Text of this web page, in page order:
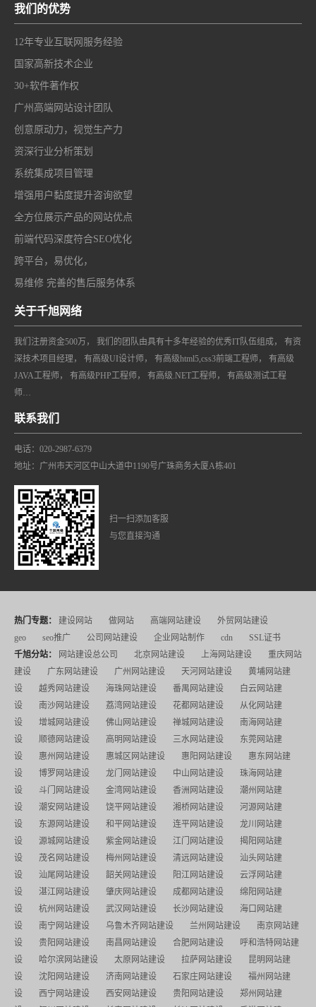
我们的优势
12年专业互联网服务经验
国家高新技术企业
30+软件著作权
广州高端网站设计团队
创意原动力，视觉生产力
资深行业分析策划
系统集成项目管理
增强用户黏度提升咨询欲望
全方位展示产品的网站优点
前端代码深度符合SEO优化
跨平台，易优化，
易维修 完善的售后服务体系
关于千旭网络
我们注册资金500万， 我们的团队由具有十多年经验的优秀IT队伍组成， 有资
深技术项目经理， 有高级UI设计师， 有高级html5,css3前端工程师， 有高级
JAVA工程师， 有高级PHP工程师， 有高级.NET工程师， 有高级测试工程
师…
联系我们
电话：020-2987-6379
地址：广州市天河区中山大道中1190号广珠商务大厦A栋401
扫一扫添加客服
与您直接沟通
热门专题： 建设网站 做网站 高端网站建设
外贸网站建设
geo
seo推广 公司网站建设 企业网站制作 cdn
SSL证书
千旭分站：
网站建设总公司 北京网站建设 上海网站建设
重庆网站
建设
广东网站建设 广州网站建设 天河网站建设
黄埔网站建
设
越秀网站建设 海珠网站建设 番禺网站建设
白云网站建
设
南沙网站建设 荔湾网站建设 花都网站建设
从化网站建
设
增城网站建设 佛山网站建设 禅城网站建设
南海网站建
设
顺德网站建设 高明网站建设 三水网站建设
东莞网站建
设
惠州网站建设 惠城区网站建设 惠阳网站建设
惠东网站建
设
博罗网站建设 龙门网站建设 中山网站建设
珠海网站建
设
斗门网站建设 金湾网站建设 香洲网站建设
潮州网站建
设
潮安网站建设 饶平网站建设 湘桥网站建设
河源网站建
设
东源网站建设 和平网站建设 连平网站建设
龙川网站建
设
源城网站建设 紫金网站建设 江门网站建设
揭阳网站建
设
茂名网站建设 梅州网站建设 清远网站建设
汕头网站建
设
汕尾网站建设 韶关网站建设 阳江网站建设
云浮网站建
设
湛江网站建设 肇庆网站建设 成都网站建设
绵阳网站建
设
杭州网站建设 武汉网站建设 长沙网站建设
海口网站建
设
南宁网站建设 乌鲁木齐网站建设 兰州网站建设
南京网站建
设
贵阳网站建设 南昌网站建设 合肥网站建设
呼和浩特网站建
设
哈尔滨网站建设 太原网站建设 拉萨网站建设
昆明网站建
设
沈阳网站建设 济南网站建设 石家庄网站建设
福州网站建
设
西宁网站建设 西安网站建设 贵阳网站建设
郑州网站建